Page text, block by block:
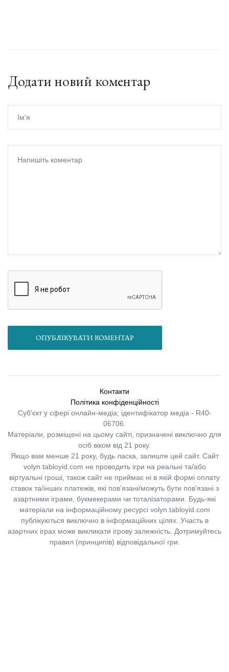
Додати новий коментар
ОПУБЛІКУВАТИ КОМЕНТАР
Контакти
Політика конфіденційності
Суб'єкт у сфері онлайн-медіа; ідентифікатор медіа - R40-
06706.
Матеріали, розміщені на цьому сайті, призначені виключно для
осіб віком від 21 року.
Якщо вам менше 21 року, будь ласка, залиште цей сайт. Сайт
volyn.tabloyid.com не проводить ігри на реальні та/або
віртуальні гроші, також сайт не приймає ні в якій формі оплату
ставок та/інших платежів, які пов’язані/можуть бути пов’язані з
азартними іграми, букмекерами чи тоталізаторами. Будь-які
матеріали на інформаційному ресурсі volyn.tabloyid.com
публікуються виключно в інформаційних цілях. Участь в
азартних іграх може викликати ігрову залежність. Дотримуйтесь
правил (принципів) відповідальної гри.